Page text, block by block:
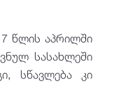
წლის აპრილში
სასახლეში
სწავლება კი